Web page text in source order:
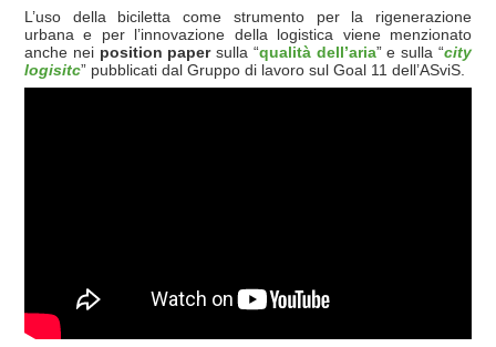
L’uso della biciletta come strumento per la rigenerazione
urbana e per l’innovazione della logistica viene menzionato
anche nei position papersulla “qualità dell’aria” e sulla “city
logisitc” pubblicati dal Gruppo di lavoro sul Goal 11 dell’ASviS.